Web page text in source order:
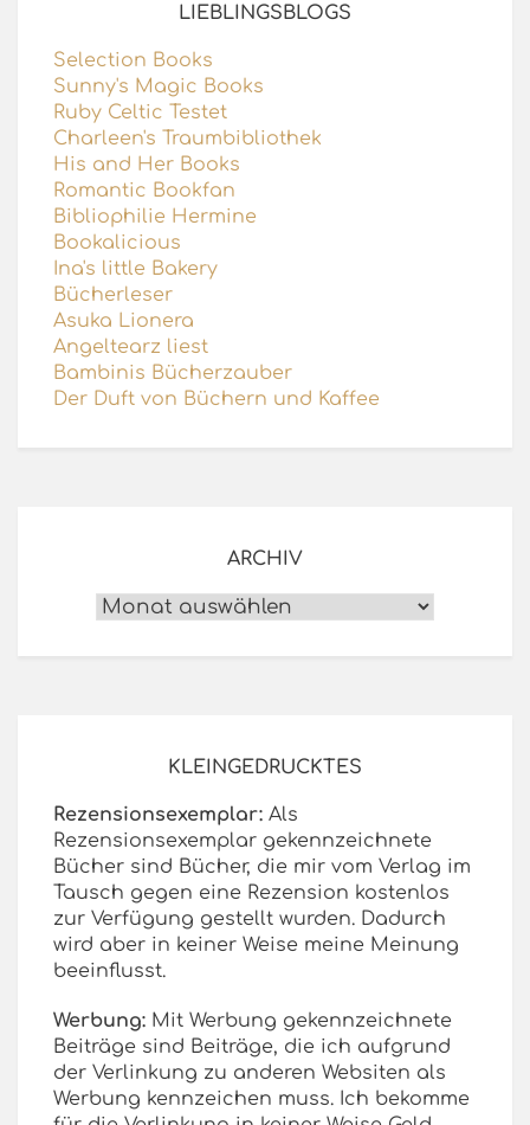
LIEBLINGSBLOGS
Selection Books
Sunny's Magic Books
Ruby Celtic Testet
Charleen's Traumbibliothek
His and Her Books
Romantic Bookfan
Bibliophilie Hermine
Bookalicious
Ina's little Bakery
Bücherleser
Asuka Lionera
Angeltearz liest
Bambinis Bücherzauber
Der Duft von Büchern und Kaffee
ARCHIV
Archiv
KLEINGEDRUCKTES
Rezensionsexemplar: Als
Rezensionsexemplar gekennzeichnete
Bücher sind Bücher, die mir vom Verlag im
Tausch gegen eine Rezension kostenlos
zur Verfügung gestellt wurden. Dadurch
wird aber in keiner Weise meine Meinung
beeinflusst.
Werbung: Mit Werbung gekennzeichnete
Beiträge sind Beiträge, die ich aufgrund
der Verlinkung zu anderen Websiten als
Werbung kennzeichen muss. Ich bekomme